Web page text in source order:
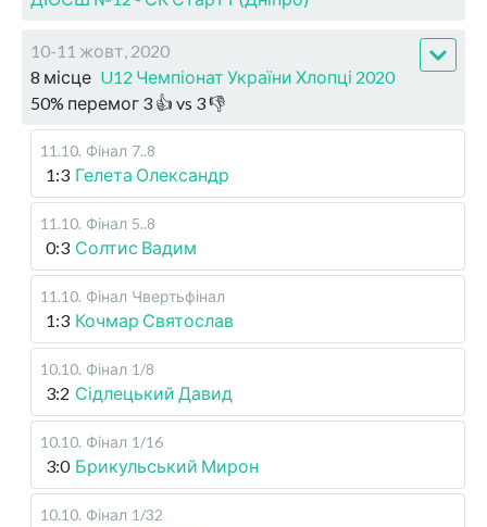
10-11 жовт, 2020
8 місце U12 Чемпіонат України Хлопці 2020
50% перемог 3 👍 vs 3👎
11.10. Фінал 7..8
1:3 Гелета Олександр
11.10. Фінал 5..8
0:3 Солтис Вадим
11.10. Фінал Чвертьфінал
1:3 Кочмар Святослав
10.10. Фінал 1/8
3:2 Сідлецький Давид
10.10. Фінал 1/16
3:0 Брикульський Мирон
10.10. Фінал 1/32